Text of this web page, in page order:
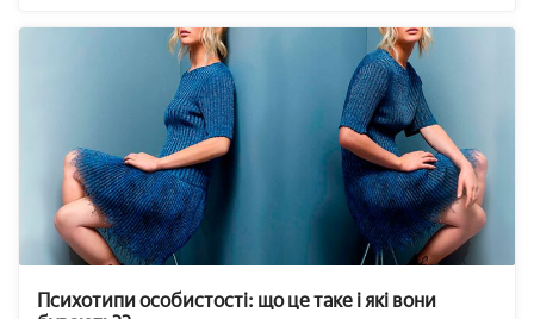
Психотипи особистості: що це таке і які вони